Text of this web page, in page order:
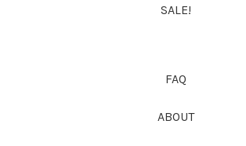
SALE!
FAQ
ABOUT